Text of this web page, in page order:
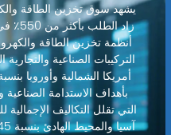
يشهد سوق تخزين الطاقة
زاد
التركيبات الصناعية
بأهداف الاستدامة الصناعية